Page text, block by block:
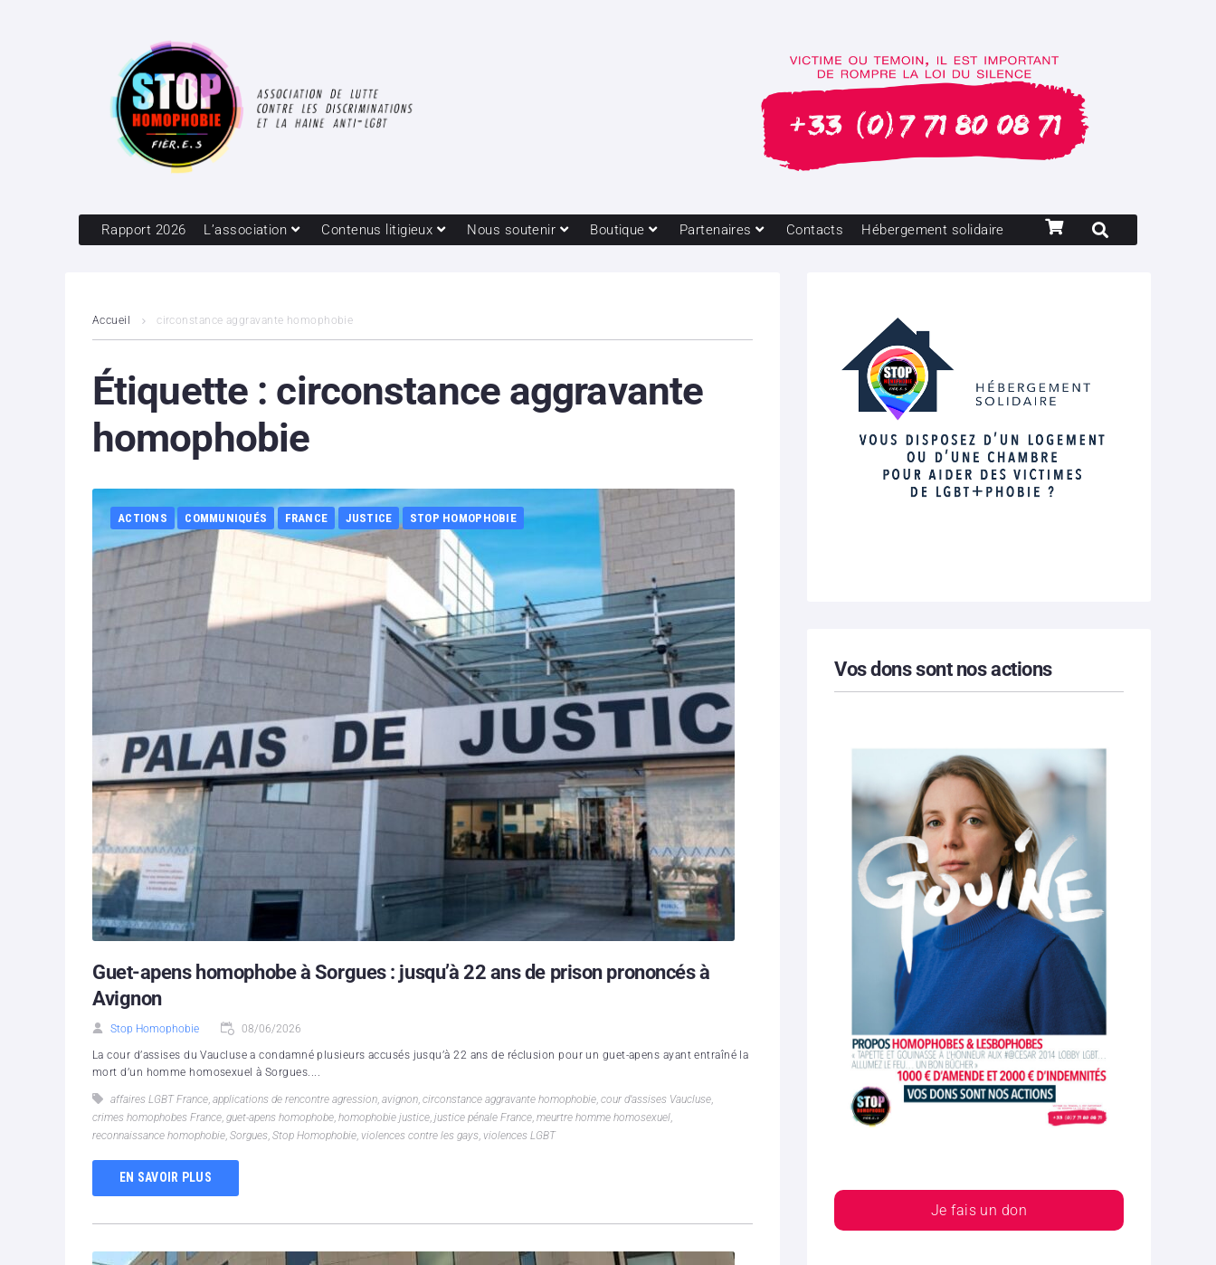
Rapport 2026 L’association Contenus litigieux Nous soutenir Boutique Partenaires Contacts Hébergement solidaire
Accueil circonstance aggravante homophobie
Étiquette : circonstance aggravante
homophobie
ACTIONS COMMUNIQUÉS FRANCE JUSTICE STOP HOMOPHOBIE
Guet-apens homophobe à Sorgues : jusqu’à 22 ans de prison prononcés à
Avignon
Stop Homophobie 08/06/2026
La cour d’assises du Vaucluse a condamné plusieurs accusés jusqu’à 22 ans de réclusion pour un guet-apens ayant entraîné la
mort d’un homme homosexuel à Sorgues....
affaires LGBT France, applications de rencontre agression, avignon, circonstance aggravante homophobie, cour d’assises Vaucluse,
crimes homophobes France, guet-apens homophobe, homophobie justice, justice pénale France, meurtre homme homosexuel,
reconnaissance homophobie, Sorgues, Stop Homophobie, violences contre les gays, violences LGBT
EN SAVOIR PLUS
Vos dons sont nos actions
Je fais un don